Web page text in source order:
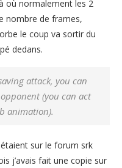
où normalement les 2
nombre de frames,
le coup va sortir du
dedans.
attack, you can
(you can act
animation).
sur le forum srk
j’avais fait une copie sur